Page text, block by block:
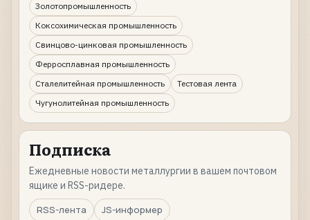
Золотопромышленность
Коксохимическая промышленность
Свинцово-цинковая промышленность
Ферросплавная промышленность
Сталелитейная промышленность
Тестовая лента
Чугунолитейная промышленность
Подписка
Ежедневные новости металлургии в вашем почтовом
ящике и RSS-ридере.
RSS-лента
JS-информер